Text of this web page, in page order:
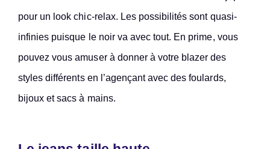
pour un look chic-relax. Les possibilités sont quasi-
infinies puisque le noir va avec tout. En prime, vous
pouvez vous amuser à donner à votre blazer des
styles différents en l’agençant avec des foulards,
bijoux et sacs à mains.